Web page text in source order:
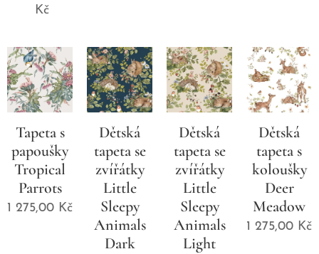
Kč
Tapeta s
papoušky
Tropical
Parrots
1 275,00 Kč
Dětská
tapeta se
zvířátky
Little
Sleepy
Animals
Dark
Dětská
tapeta se
zvířátky
Little
Sleepy
Animals
Light
Dětská
tapeta s
koloušky
Deer
Meadow
1 275,00 Kč